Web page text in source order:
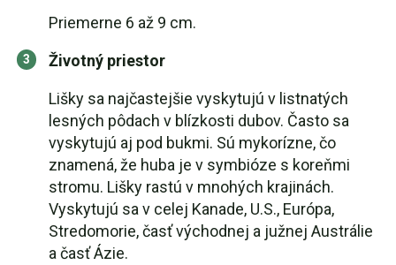
Priemerne 6 až 9 cm.
Životný priestor
Lišky sa najčastejšie vyskytujú v listnatých
lesných pôdach v blízkosti dubov. Často sa
vyskytujú aj pod bukmi. Sú mykorízne, čo
znamená, že huba je v symbióze s koreňmi
stromu. Lišky rastú v mnohých krajinách.
Vyskytujú sa v celej Kanade, U.S., Európa,
Stredomorie, časť východnej a južnej Austrálie
a časť Ázie.